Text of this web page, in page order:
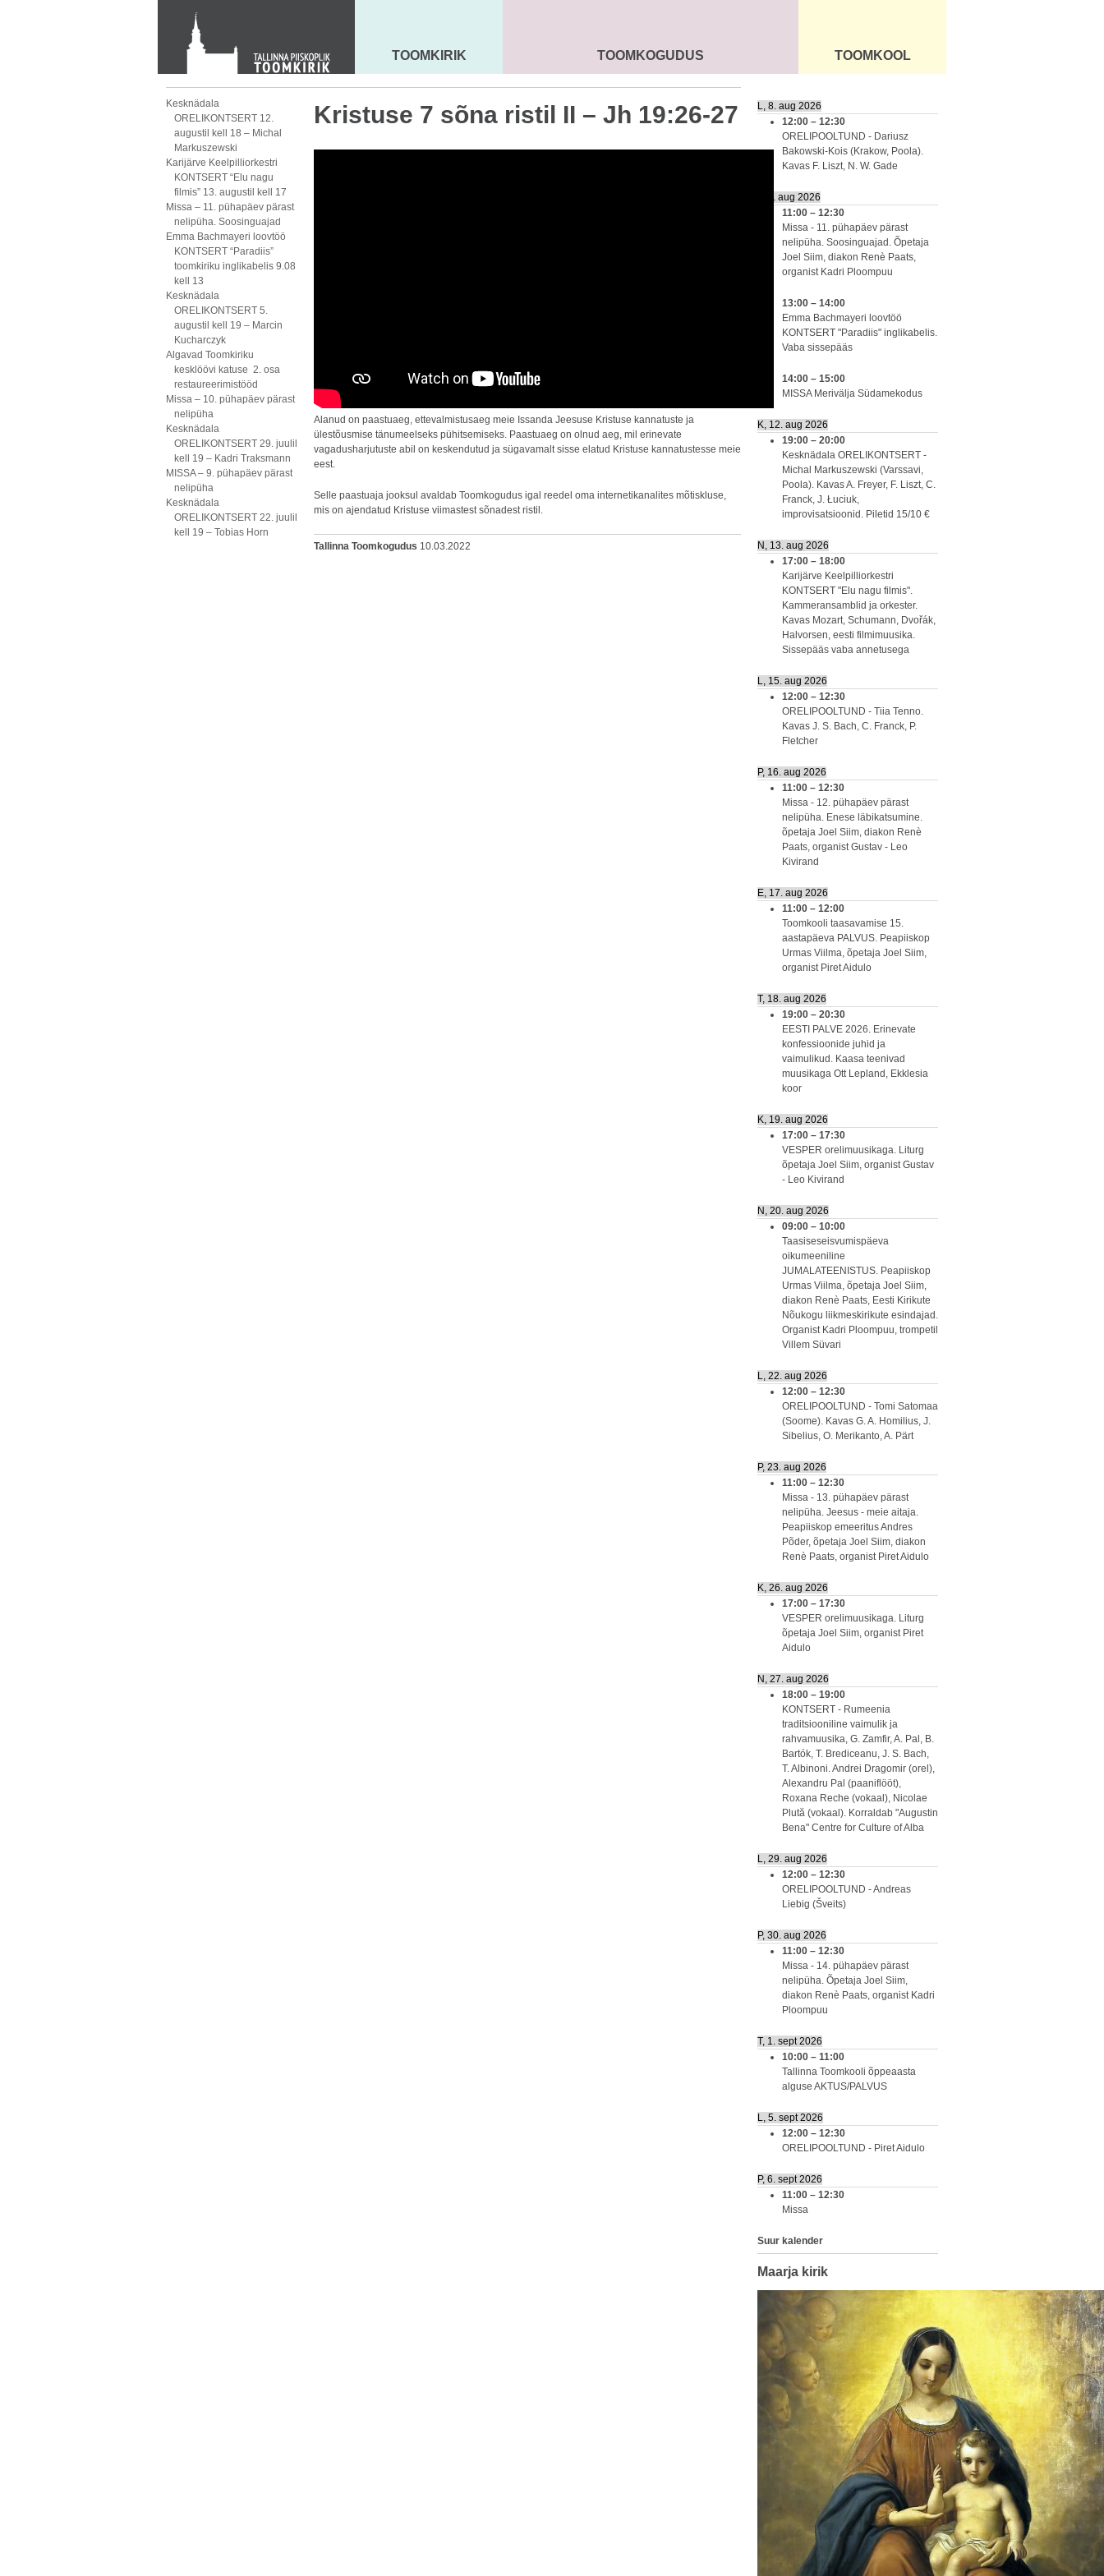
Toom-Kooli 6, 10130 TALLINN
tallinna.toom
+372 644 4140
MAARJA KIRIK
TOOMKIRIK SEENIORID KOGUDUS
TOOMKOGUDUS ÜLDINFO
TOOMKOOL
Kesknädala
ORELIKONTSERT 12.
augustil kell 18 – Michal
Markuszewski
Karijärve Keelpilliorkestri
KONTSERT “Elu nagu
filmis” 13. augustil kell 17
Missa – 11. pühapäev pärast
nelipüha. Soosinguajad
Emma Bachmayeri loovtöö
KONTSERT “Paradiis”
toomkiriku inglikabelis 9.08
kell 13
Kesknädala
ORELIKONTSERT 5.
augustil kell 19 – Marcin
Kucharczyk
Algavad Toomkiriku
kesklöövi katuse 2. osa
restaureerimistööd
Missa – 10. pühapäev pärast
nelipüha
Kesknädala
ORELIKONTSERT 29. juulil
kell 19 – Kadri Traksmann
MISSA – 9. pühapäev pärast
nelipüha
Kesknädala
ORELIKONTSERT 22. juulil
kell 19 – Tobias Horn
Kristuse 7 sõna ristil II – Jh 19:26-27
Alanud on paastuaeg, ettevalmistusaeg meie Issanda Jeesuse Kristuse kannatuste ja
ülestõusmise tänumeelseks pühitsemiseks. Paastuaeg on olnud aeg, mil erinevate
vagadusharjutuste abil on keskendutud ja sügavamalt sisse elatud Kristuse kannatustesse meie
eest.
Selle paastuaja jooksul avaldab Toomkogudus igal reedel oma internetikanalites mõtiskluse,
mis on ajendatud Kristuse viimastest sõnadest ristil.
Tallinna Toomkogudus 10.03.2022
L, 8. aug 2026
12:00 – 12:30
ORELIPOOLTUND - Dariusz
Bakowski-Kois (Krakow, Poola).
Kavas F. Liszt, N. W. Gade
P, 9. aug 2026
11:00 – 12:30
Missa - 11. pühapäev pärast
nelipüha. Soosinguajad. Õpetaja
Joel Siim, diakon Renè Paats,
organist Kadri Ploompuu
13:00 – 14:00
Emma Bachmayeri loovtöö
KONTSERT "Paradiis" inglikabelis.
Vaba sissepääs
14:00 – 15:00
MISSA Merivälja Südamekodus
K, 12. aug 2026
19:00 – 20:00
Kesknädala ORELIKONTSERT -
Michal Markuszewski (Varssavi,
Poola). Kavas A. Freyer, F. Liszt, C.
Franck, J. Łuciuk,
improvisatsioonid. Piletid 15/10 €
N, 13. aug 2026
17:00 – 18:00
Karijärve Keelpilliorkestri
KONTSERT "Elu nagu filmis".
Kammeransamblid ja orkester.
Kavas Mozart, Schumann, Dvořák,
Halvorsen, eesti filmimuusika.
Sissepääs vaba annetusega
L, 15. aug 2026
12:00 – 12:30
ORELIPOOLTUND - Tiia Tenno.
Kavas J. S. Bach, C. Franck, P.
Fletcher
P, 16. aug 2026
11:00 – 12:30
Missa - 12. pühapäev pärast
nelipüha. Enese läbikatsumine.
õpetaja Joel Siim, diakon Renè
Paats, organist Gustav - Leo
Kivirand
E, 17. aug 2026
11:00 – 12:00
Toomkooli taasavamise 15.
aastapäeva PALVUS. Peapiiskop
Urmas Viilma, õpetaja Joel Siim,
organist Piret Aidulo
T, 18. aug 2026
19:00 – 20:30
EESTI PALVE 2026. Erinevate
konfessioonide juhid ja
vaimulikud. Kaasa teenivad
muusikaga Ott Lepland, Ekklesia
koor
K, 19. aug 2026
17:00 – 17:30
VESPER orelimuusikaga. Liturg
õpetaja Joel Siim, organist Gustav
- Leo Kivirand
N, 20. aug 2026
09:00 – 10:00
Taasiseseisvumispäeva
oikumeeniline
JUMALATEENISTUS. Peapiiskop
Urmas Viilma, õpetaja Joel Siim,
diakon Renè Paats, Eesti Kirikute
Nõukogu liikmeskirikute esindajad.
Organist Kadri Ploompuu, trompetil
Villem Süvari
L, 22. aug 2026
12:00 – 12:30
ORELIPOOLTUND - Tomi Satomaa
(Soome). Kavas G. A. Homilius, J.
Sibelius, O. Merikanto, A. Pärt
P, 23. aug 2026
11:00 – 12:30
Missa - 13. pühapäev pärast
nelipüha. Jeesus - meie aitaja.
Peapiiskop emeeritus Andres
Põder, õpetaja Joel Siim, diakon
Renè Paats, organist Piret Aidulo
K, 26. aug 2026
17:00 – 17:30
VESPER orelimuusikaga. Liturg
õpetaja Joel Siim, organist Piret
Aidulo
N, 27. aug 2026
18:00 – 19:00
KONTSERT - Rumeenia
traditsiooniline vaimulik ja
rahvamuusika, G. Zamfir, A. Pal, B.
Bartók, T. Brediceanu, J. S. Bach,
T. Albinoni. Andrei Dragomir (orel),
Alexandru Pal (paaniflööt),
Roxana Reche (vokaal), Nicolae
Plută (vokaal). Korraldab "Augustin
Bena" Centre for Culture of Alba
L, 29. aug 2026
12:00 – 12:30
ORELIPOOLTUND - Andreas
Liebig (Šveits)
P, 30. aug 2026
11:00 – 12:30
Missa - 14. pühapäev pärast
nelipüha. Õpetaja Joel Siim,
diakon Renè Paats, organist Kadri
Ploompuu
T, 1. sept 2026
10:00 – 11:00
Tallinna Toomkooli õppeaasta
alguse AKTUS/PALVUS
L, 5. sept 2026
12:00 – 12:30
ORELIPOOLTUND - Piret Aidulo
P, 6. sept 2026
11:00 – 12:30
Missa
Suur kalender
Maarja kirik